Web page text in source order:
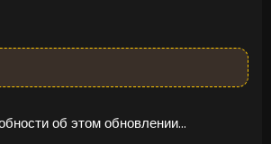
об этом обновлении...